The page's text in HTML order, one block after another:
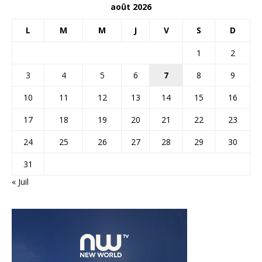
août 2026
L M M J V S D
1
2
3
4 5 6 7 8
9
10
11 12 13 14 15
16
17
18 19 20 21 22
23
24
25 26 27 28 29
30
31
« Juil